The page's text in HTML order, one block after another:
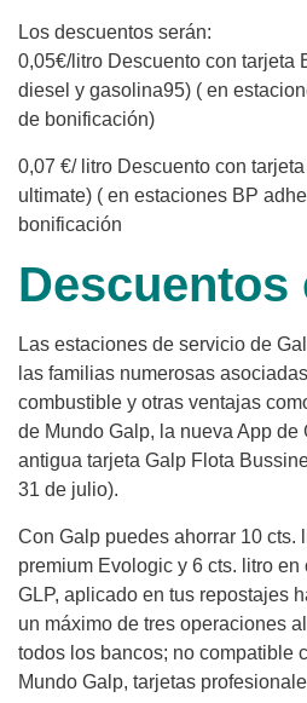
Los descuentos serán:
0,05€/litro Descuento con tarjeta
diesel y gasolina95) ( en
de bonificación)
0,07 €/ litro Descuento con
ultimate) ( en estaciones BP
bonificación
Descuentos
Las estaciones de servicio de
las familias numerosas
combustible y otras ventajas
de Mundo Galp, la nueva App de
antigua tarjeta Galp Flota
31 de julio).
Con Galp puedes ahorrar 10 cts.
premium Evologic y 6 cts. litro
GLP, aplicado en tus repostajes
un máximo de tres operaciones
todos los bancos; no compatible
Mundo Galp, tarjetas